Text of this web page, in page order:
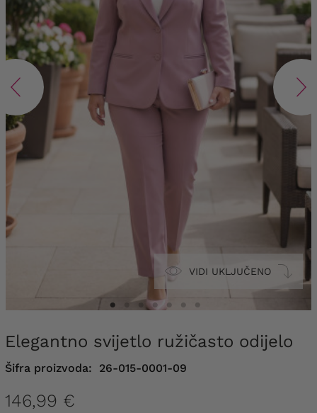
VIDI UKLJUČENO
Elegantno svijetlo ružičasto odijelo
Šifra proizvoda: 26-015-0001-09
146,99 €